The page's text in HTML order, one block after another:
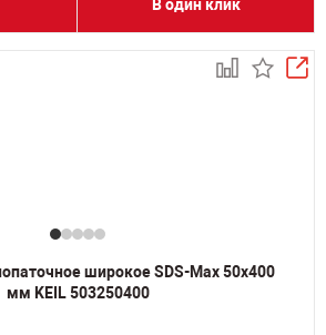
В один клик
широкое SDS-Max 50х400
мм KEIL 503250400